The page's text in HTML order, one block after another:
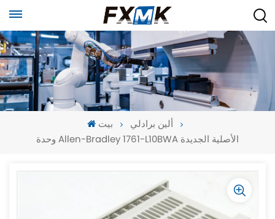
بيت
ألين برادلي
وحدة Allen-Bradley 1761-L10BWA الأصلية الجديدة